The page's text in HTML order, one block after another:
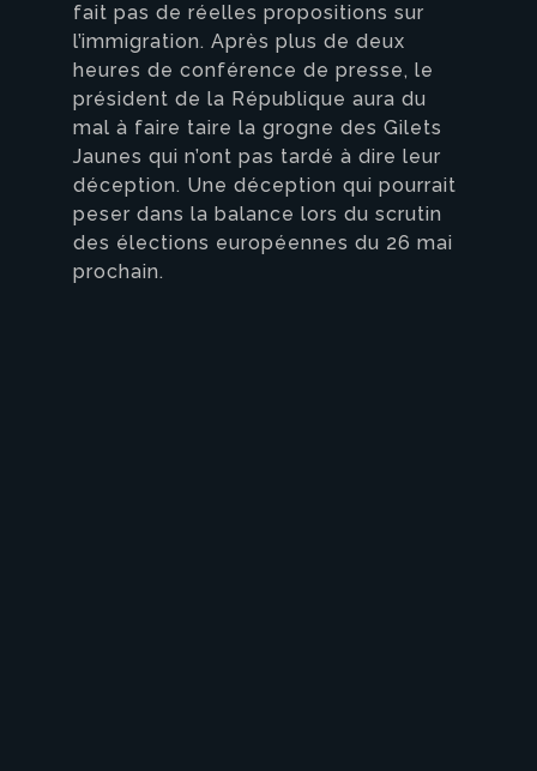
fait pas de réelles propositions sur
l’immigration. Après plus de deux
heures de conférence de presse, le
président de la République aura du
mal à faire taire la grogne des Gilets
Jaunes qui n’ont pas tardé à dire leur
déception. Une déception qui pourrait
peser dans la balance lors du scrutin
des élections européennes du 26 mai
prochain.